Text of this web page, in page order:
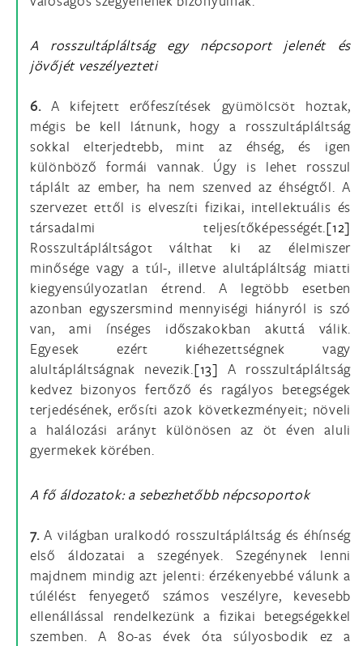
A rosszultápláltság egy népcsoport jelenét és
jövőjét veszélyezteti
6. A kifejtett erőfeszítések gyümölcsöt hoztak,
mégis be kell látnunk, hogy a rosszultápláltság
sokkal elterjedtebb, mint az éhség, és igen
különböző formái vannak. Úgy is lehet rosszul
táplált az ember, ha nem szenved az éhségtől. A
szervezet ettől is elveszíti fizikai, intellektuális és
társadalmi teljesítőképességét.[12]
Rosszultápláltságot válthat ki az élelmiszer
minősége vagy a túl-, illetve alultápláltság miatti
kiegyensúlyozatlan étrend. A legtöbb esetben
azonban egyszersmind mennyiségi hiányról is szó
van, ami ínséges időszakokban akuttá válik.
Egyesek ezért kiéhezettségnek vagy
alultápláltságnak nevezik.[13] A rosszultápláltság
kedvez bizonyos fertőző és ragályos betegségek
terjedésének, erősíti azok következményeit; növeli
a halálozási arányt különösen az öt éven aluli
gyermekek körében.
A fő áldozatok: a sebezhetőbb népcsoportok
7.A világban uralkodó rosszultápláltság és éhínség
első áldozatai a szegények. Szegénynek lenni
majdnem mindig azt jelenti: érzékenyebbé válunk a
túlélést fenyegető számos veszélyre, kevesebb
ellenállással rendelkezünk a fizikai betegségekkel
szemben. A 80-as évek óta súlyosbodik ez a